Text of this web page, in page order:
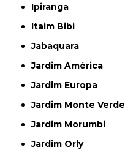
Ipiranga
Itaim Bibi
Jabaquara
Jardim América
Jardim Europa
Jardim Monte Verde
Jardim Morumbi
Jardim Orly